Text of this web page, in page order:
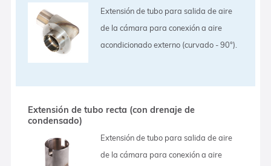
Extensión de tubo para salida de aire
de la cámara para conexión a aire
acondicionado externo (curvado - 90°).
Extensión de tubo recta (con drenaje de
condensado)
Extensión de tubo para salida de aire
de la cámara para conexión a aire